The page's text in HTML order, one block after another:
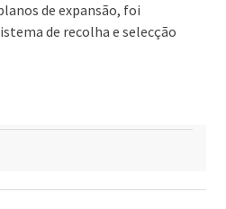
de expansão, foi
de recolha e selecção